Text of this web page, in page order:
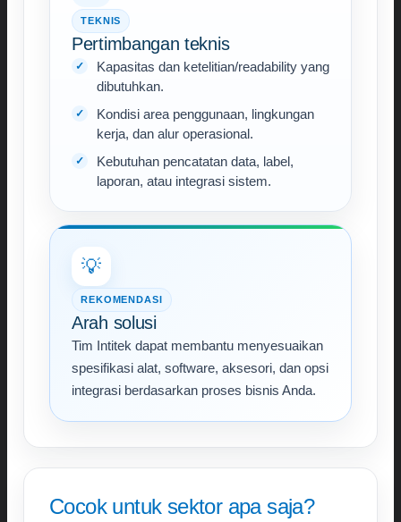
TEKNIS
Pertimbangan teknis
Kapasitas dan ketelitian/readability yang
dibutuhkan.
Kondisi area penggunaan, lingkungan
kerja, dan alur operasional.
Kebutuhan pencatatan data, label,
laporan, atau integrasi sistem.
💡
REKOMENDASI
Arah solusi
Tim Intitek dapat membantu menyesuaikan
spesifikasi alat, software, aksesori, dan opsi
integrasi berdasarkan proses bisnis Anda.
Cocok untuk sektor apa saja?